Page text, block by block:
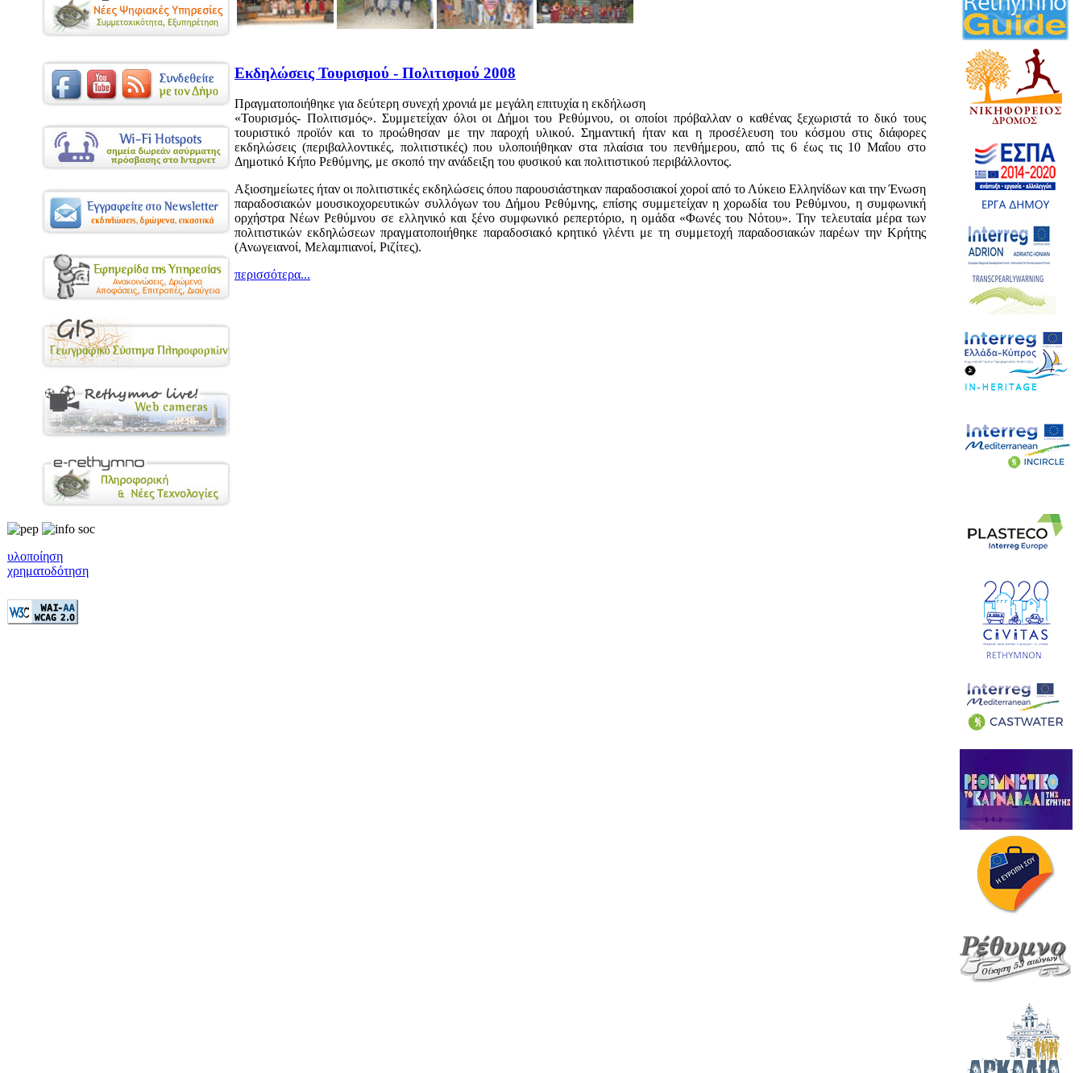
υλοποίηση
χρηματοδότηση
Εκδηλώσεις Τουρισμού - Πολιτισμού 2008
Πραγματοποιήθηκε για δεύτερη συνεχή χρονιά με μεγάλη επιτυχία η εκδήλωση
«Τουρισμός- Πολιτισμός». Συμμετείχαν όλοι οι Δήμοι του Ρεθύμνου, οι οποίοι πρόβαλλαν ο καθένας ξεχωριστά το δικό τους
τουριστικό προϊόν και το προώθησαν με την παροχή υλικού. Σημαντική ήταν και η προσέλευση του κόσμου στις διάφορες
εκδηλώσεις (περιβαλλοντικές, πολιτιστικές) που υλοποιήθηκαν στα πλαίσια του πενθήμερου, από τις 6 έως τις 10 Μαΐου στο
Δημοτικό Κήπο Ρεθύμνης, με σκοπό την ανάδειξη του φυσικού και πολιτιστικού περιβάλλοντος.
Αξιοσημείωτες ήταν οι πολιτιστικές εκδηλώσεις όπου παρουσιάστηκαν παραδοσιακοί χοροί από το Λύκειο Ελληνίδων και την Ένωση
παραδοσιακών μουσικοχορευτικών συλλόγων του Δήμου Ρεθύμνης, επίσης συμμετείχαν η χορωδία του Ρεθύμνου, η συμφωνική
ορχήστρα Νέων Ρεθύμνου σε ελληνικό και ξένο συμφωνικό ρεπερτόριο, η ομάδα «Φωνές του Νότου». Την τελευταία μέρα των
πολιτιστικών εκδηλώσεων πραγματοποιήθηκε παραδοσιακό κρητικό γλέντι με τη συμμετοχή παραδοσιακών παρέων την Κρήτης
(Ανωγειανοί, Μελαμπιανοί, Ριζίτες).
περισσότερα...